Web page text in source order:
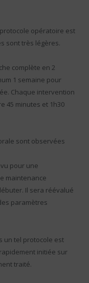
opératoire est
sont très légères.
complète en 2
1 semaine pour
Chaque intervention
45 minutes et 1h30
sont observées
pour une
maintenance
Il sera réévalué
paramètres
un tel protocole est
initiée sur
traité.